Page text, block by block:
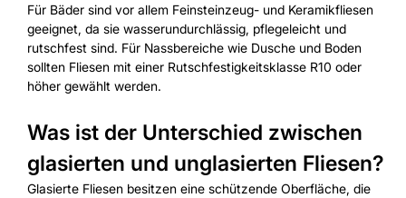
Für Bäder sind vor allem Feinsteinzeug- und Keramikfliesen
geeignet, da sie wasserundurchlässig, pflegeleicht und
rutschfest sind. Für Nassbereiche wie Dusche und Boden
sollten Fliesen mit einer Rutschfestigkeitsklasse R10 oder
höher gewählt werden.
Was ist der Unterschied zwischen
glasierten und unglasierten Fliesen?
Glasierte Fliesen besitzen eine schützende Oberfläche, die